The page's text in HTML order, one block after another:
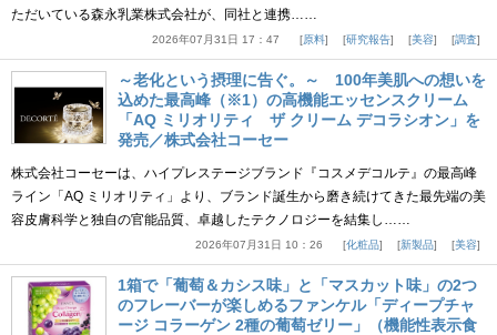
ただいている森永乳業株式会社が、同社と連携……
2026年07月31日 17：47 原料 研究報告 美容 調査
～老化という摂理に告ぐ。～ 100年美肌への想いを
込めた最高峰（※1）の高機能エッセンスクリーム
「AQ ミリオリティ ザ クリーム デコラシオン」を
発売／株式会社コーセー
株式会社コーセーは、ハイプレステージブランド『コスメデコルテ』の最高峰
ライン「AQ ミリオリティ」より、ブランド誕生から磨き続けてきた最先端の美
容皮膚科学と独自の官能品質、卓越したテクノロジーを結集し……
2026年07月31日 10：26 化粧品 新製品 美容
1箱で「葡萄＆カシス味」と「マスカット味」の2つ
のフレーバーが楽しめるファンケル「ディープチャ
ージ コラーゲン 2種の葡萄ゼリー」（機能性表示食